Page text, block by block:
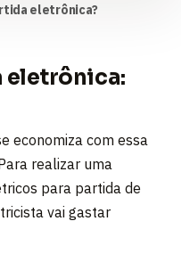
eletrônica?
eletrônica:
economiza com essa
realizar uma
para partida de
vai gastar